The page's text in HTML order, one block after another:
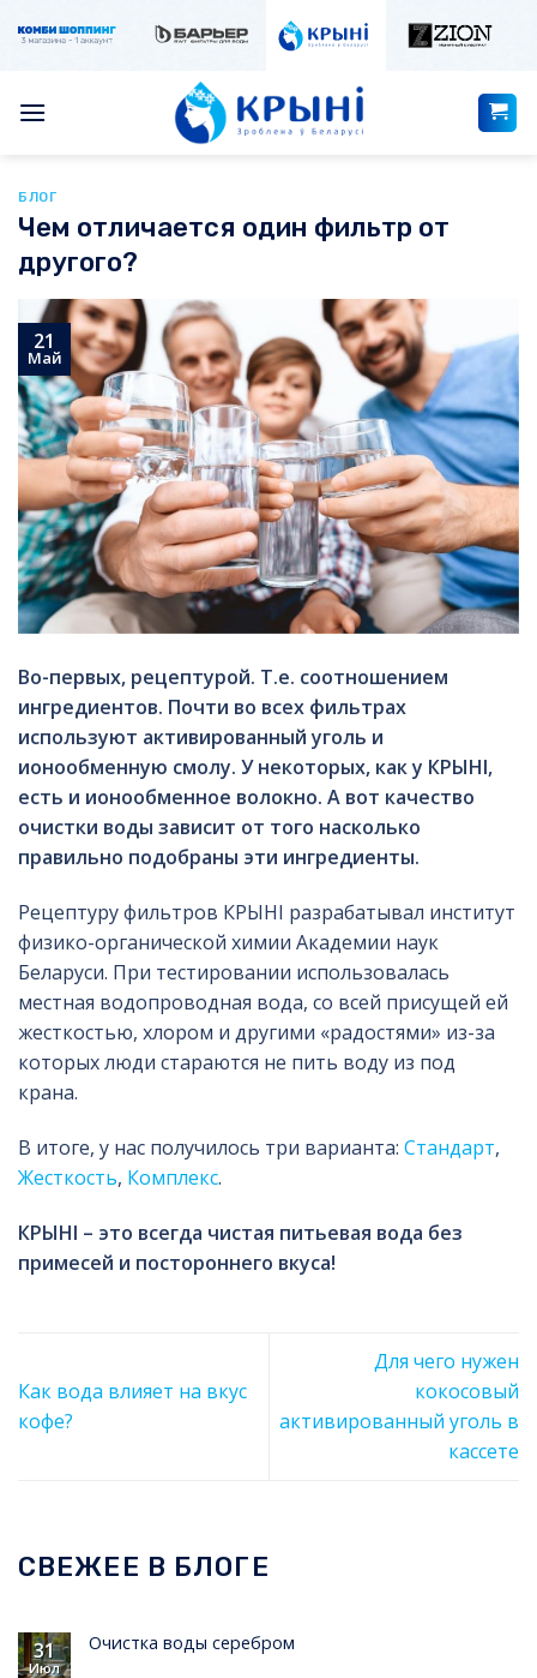
БЛОГ
Чем отличается один фильтр от
другого?
21
Май
Во-первых, рецептурой. Т.е. соотношением
ингредиентов. Почти во всех фильтрах
используют активированный уголь и
ионообменную смолу. У некоторых, как у КРЫНI,
есть и ионообменное волокно. А вот качество
очистки воды зависит от того насколько
правильно подобраны эти ингредиенты.
Рецептуру фильтров КРЫНI разрабатывал институт
физико-органической химии Академии наук
Беларуси. При тестировании использовалась
местная водопроводная вода, со всей присущей ей
жесткостью, хлором и другими «радостями» из-за
которых люди стараются не пить воду из под
крана.
В итоге, у нас получилось три варианта: Стандарт,
Жесткость, Комплекс.
КРЫНI – это всегда чистая питьевая вода без
примесей и постороннего вкуса!
Как вода влияет на вкус
кофе?
Для чего нужен
кокосовый
активированный уголь в
кассете
СВЕЖЕЕ В БЛОГЕ
31
Июл
Очистка воды серебром